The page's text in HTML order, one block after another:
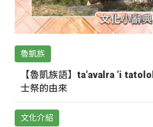
魯凱族
【魯凱族語】ta‘avalra ‘i
士祭的由來
文化介紹